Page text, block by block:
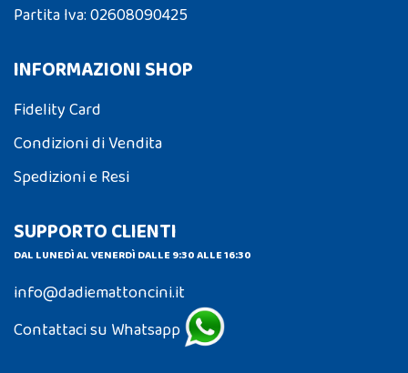
Partita Iva: 02608090425
INFORMAZIONI SHOP
Fidelity Card
Condizioni di Vendita
Spedizioni e Resi
SUPPORTO CLIENTI
DAL LUNEDÌ AL VENERDÌ DALLE 9:30 ALLE 16:30
info@dadiemattoncini.it
Contattaci su Whatsapp